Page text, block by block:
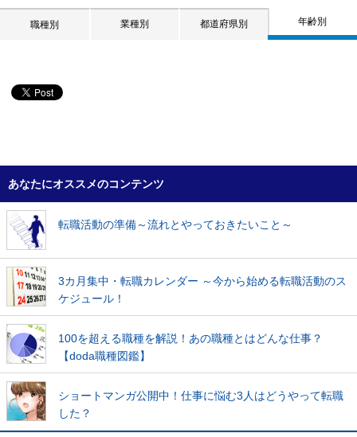
職種別 業種別 都道府県別 年齢別
あなたにオススメのコンテンツ
転職活動の準備～流れとやっておきたいこと～
3カ月集中・転職カレンダー ～今から始める転職活動のス
ケジュール！
100を超える職種を解説！あの職種とはどんな仕事？
【doda職種図鑑】
ショートマンガ公開中！仕事に悩む3人はどうやって転職
した？